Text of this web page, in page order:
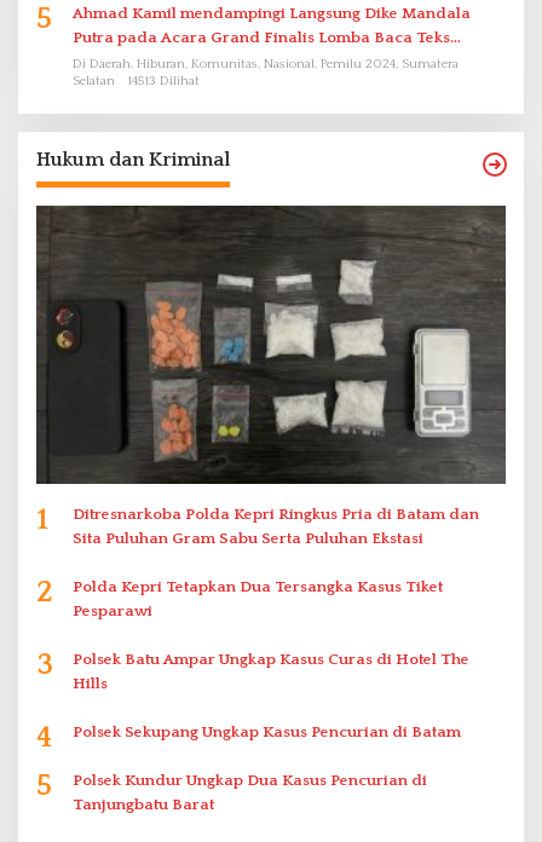
5
Ahmad Kamil mendampingi Langsung Dike Mandala
Putra pada Acara Grand Finalis Lomba Baca Teks
Proklamasi Mirip Bung Karno di Bali
Di Daerah, Hiburan, Komunitas, Nasional, Pemilu 2024, Sumatera
Selatan
14513 Dilihat
Hukum dan Kriminal
1
Ditresnarkoba Polda Kepri Ringkus Pria di Batam dan
Sita Puluhan Gram Sabu Serta Puluhan Ekstasi
2
Polda Kepri Tetapkan Dua Tersangka Kasus Tiket
Pesparawi
3
Polsek Batu Ampar Ungkap Kasus Curas di Hotel The
Hills
4 Polsek Sekupang Ungkap Kasus Pencurian di Batam
5
Polsek Kundur Ungkap Dua Kasus Pencurian di
Tanjungbatu Barat